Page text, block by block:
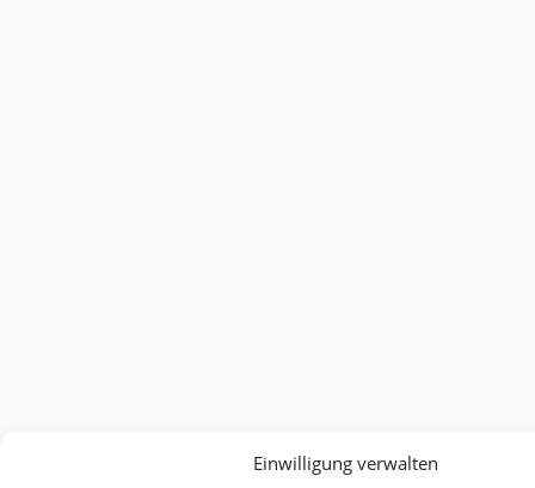
Einwilligung verwalten